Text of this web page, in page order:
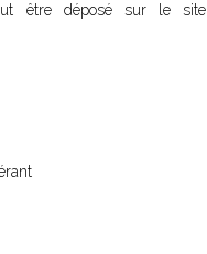
être déposé sur le site